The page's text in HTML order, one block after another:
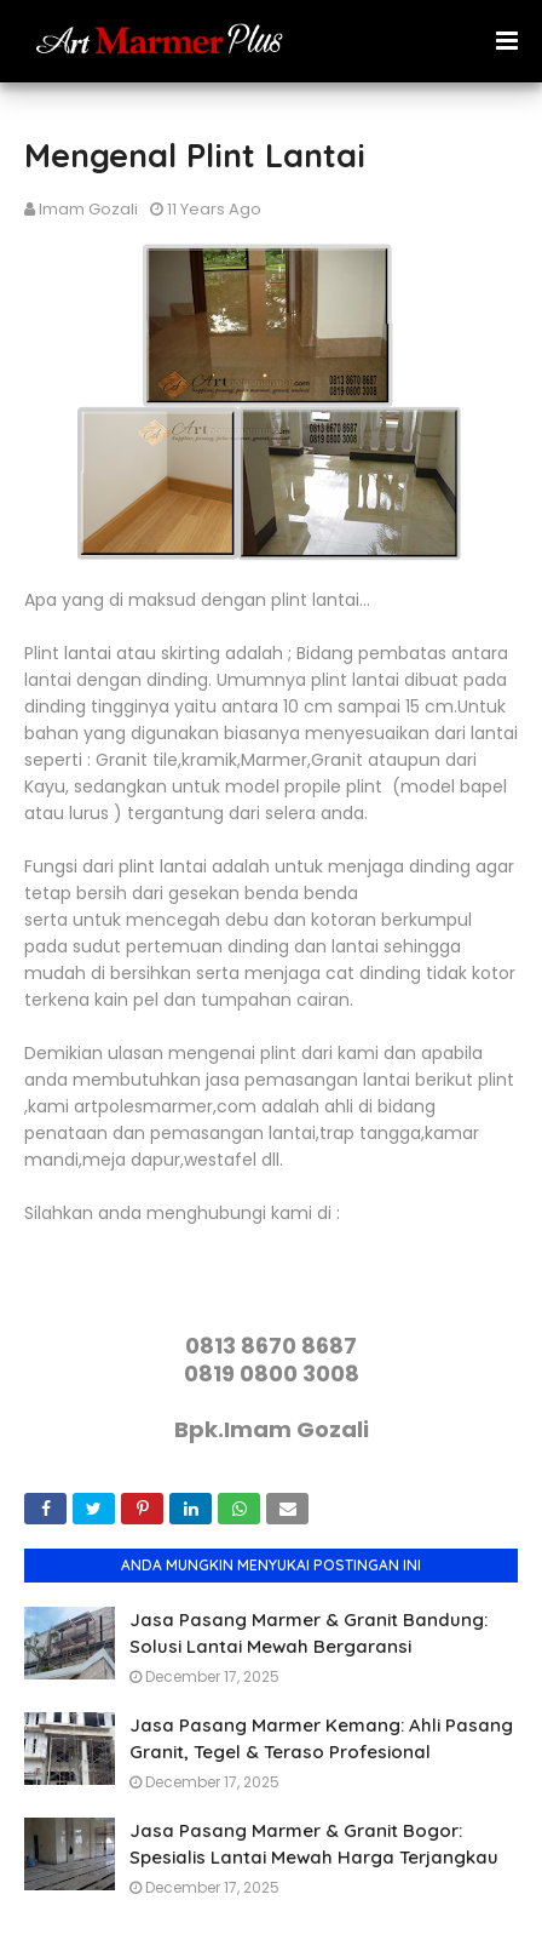
Mengenal Plint Lantai
Imam Gozali 11 Years Ago
Apa yang di maksud dengan plint lantai...
Plint lantai atau skirting adalah ; Bidang pembatas antara
lantai dengan dinding. Umumnya plint lantai dibuat pada
dinding tingginya yaitu antara 10 cm sampai 15 cm.Untuk
bahan yang digunakan biasanya menyesuaikan dari lantai
seperti : Granit tile,kramik,Marmer,Granit ataupun dari
Kayu, sedangkan untuk model propile plint (model bapel
atau lurus ) tergantung dari selera anda.
Fungsi dari plint lantai adalah untuk menjaga dinding agar
tetap bersih dari gesekan benda benda
serta untuk mencegah debu dan kotoran berkumpul
pada sudut pertemuan dinding dan lantai sehingga
mudah di bersihkan serta menjaga cat dinding tidak kotor
terkena kain pel dan tumpahan cairan.
Demikian ulasan mengenai plint dari kami dan apabila
anda membutuhkan jasa pemasangan lantai berikut plint
,kami artpolesmarmer,com adalah ahli di bidang
penataan dan pemasangan lantai,trap tangga,kamar
mandi,meja dapur,westafel dll.
Silahkan anda menghubungi kami di :
0813 8670 8687
0819 0800 3008
Bpk.Imam Gozali
ANDA MUNGKIN MENYUKAI POSTINGAN INI
Jasa Pasang Marmer & Granit Bandung:
Solusi Lantai Mewah Bergaransi
December 17, 2025
Jasa Pasang Marmer Kemang: Ahli Pasang
Granit, Tegel & Teraso Profesional
December 17, 2025
Jasa Pasang Marmer & Granit Bogor:
Spesialis Lantai Mewah Harga Terjangkau
December 17, 2025